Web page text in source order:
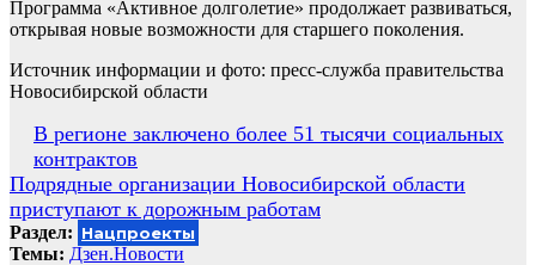
Программа «Активное долголетие» продолжает развиваться,
открывая новые возможности для старшего поколения.
Источник информации и фото: пресс-служба правительства
Новосибирской области
Навигация
по
записям
В регионе заключено более 51 тысячи социальных
контрактов
Подрядные организации Новосибирской области
приступают к дорожным работам
Раздел: Нацпроекты
Темы: Дзен.Новости